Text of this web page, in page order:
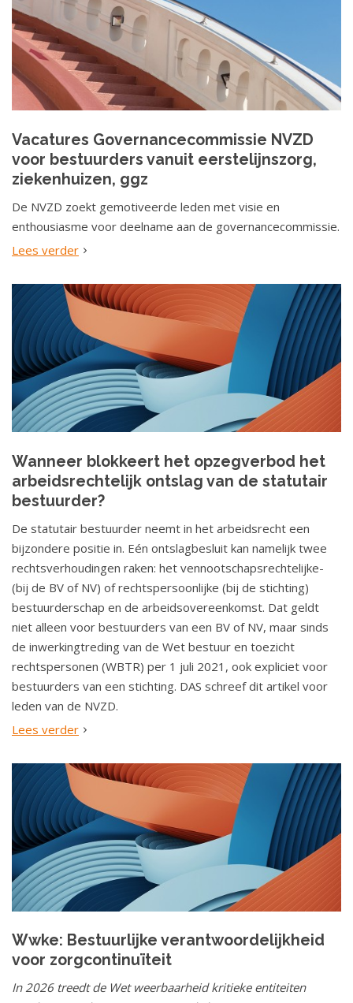
Vacatures Governancecommissie NVZD
voor bestuurders vanuit eerstelijnszorg,
ziekenhuizen, ggz
De NVZD zoekt gemotiveerde leden met visie en
enthousiasme voor deelname aan de governancecommissie.
Lees verder
Wanneer blokkeert het opzegverbod het
arbeidsrechtelijk ontslag van de statutair
bestuurder?
De statutair bestuurder neemt in het arbeidsrecht een
bijzondere positie in. Eén ontslagbesluit kan namelijk twee
rechtsverhoudingen raken: het vennootschapsrechtelijke-
(bij de BV of NV) of rechtspersoonlijke (bij de stichting)
bestuurderschap en de arbeidsovereenkomst. Dat geldt
niet alleen voor bestuurders van een BV of NV, maar sinds
de inwerkingtreding van de Wet bestuur en toezicht
rechtspersonen (WBTR) per 1 juli 2021, ook expliciet voor
bestuurders van een stichting. DAS schreef dit artikel voor
leden van de NVZD.
Lees verder
Wwke: Bestuurlijke verantwoordelijkheid
voor zorgcontinuïteit
In 2026 treedt de Wet weerbaarheid kritieke entiteiten